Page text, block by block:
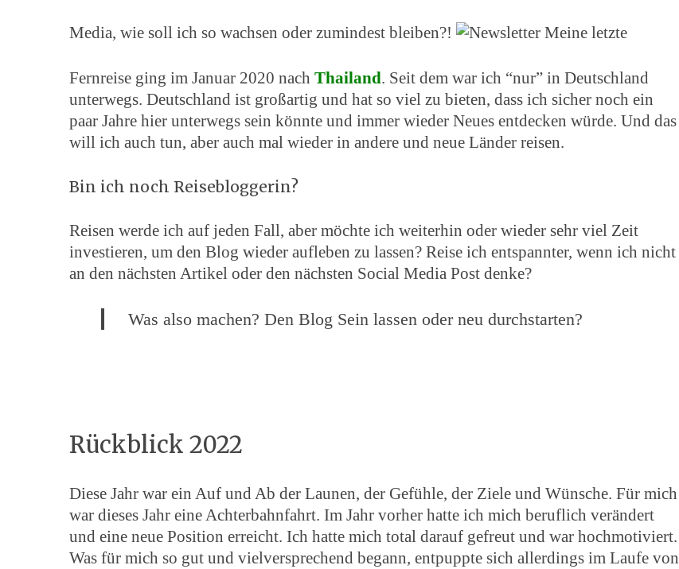
Media, wie soll ich so wachsen oder zumindest bleiben?! Meine letzte
Fernreise ging im Januar 2020 nach Thailand. Seit dem war ich “nur” in Deutschland
unterwegs. Deutschland ist großartig und hat so viel zu bieten, dass ich sicher noch ein
paar Jahre hier unterwegs sein könnte und immer wieder Neues entdecken würde. Und das
will ich auch tun, aber auch mal wieder in andere und neue Länder reisen.
Bin ich noch Reisebloggerin?
Reisen werde ich auf jeden Fall, aber möchte ich weiterhin oder wieder sehr viel Zeit
investieren, um den Blog wieder aufleben zu lassen? Reise ich entspannter, wenn ich nicht
an den nächsten Artikel oder den nächsten Social Media Post denke?
Was also machen? Den Blog Sein lassen oder neu durchstarten?
Rückblick 2022
Diese Jahr war ein Auf und Ab der Launen, der Gefühle, der Ziele und Wünsche. Für mich
war dieses Jahr eine Achterbahnfahrt. Im Jahr vorher hatte ich mich beruflich verändert
und eine neue Position erreicht. Ich hatte mich total darauf gefreut und war hochmotiviert.
Was für mich so gut und vielversprechend begann, entpuppte sich allerdings im Laufe von